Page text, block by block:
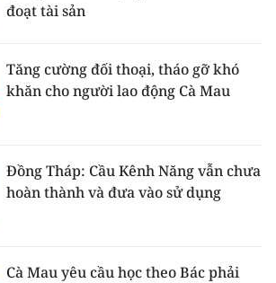
đoạt tài sản
Tăng cường đối thoại, tháo gỡ khó
khăn cho người lao động Cà Mau
Đồng Tháp: Cầu Kênh Năng vẫn chưa
hoàn thành và đưa vào sử dụng
Cà Mau yêu cầu học theo Bác phải